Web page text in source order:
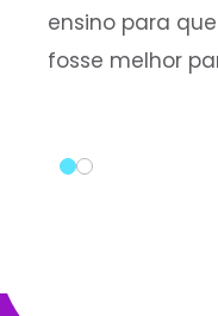
ensino para
fosse melhor